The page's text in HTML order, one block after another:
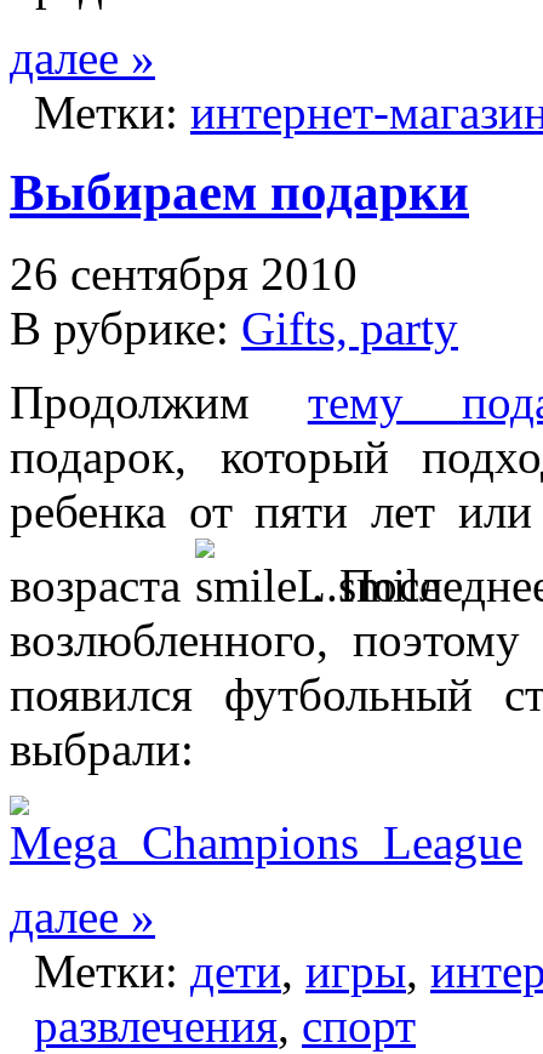
далее »
Метки: интернет-
Выбираем подарки
26 сентября 2010
В рубрике: Gifts, party
Продолжим тему
подарок, который
ребенка от пяти лет
возраста
.
возлюбленного,
появился футбольный
выбрали:
далее »
Метки: дети, игры,
развлечения, спорт